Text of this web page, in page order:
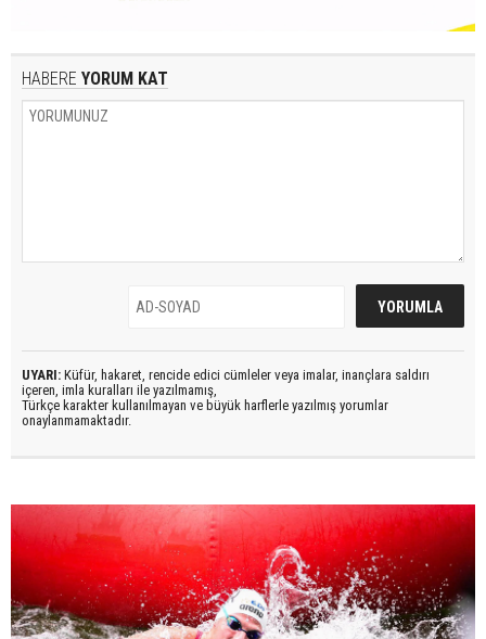
HABERE YORUM KAT
UYARI: Küfür, hakaret, rencide edici cümleler veya imalar, inançlara saldırı
içeren, imla kuralları ile yazılmamış,
Türkçe karakter kullanılmayan ve büyük harflerle yazılmış yorumlar
onaylanmamaktadır.